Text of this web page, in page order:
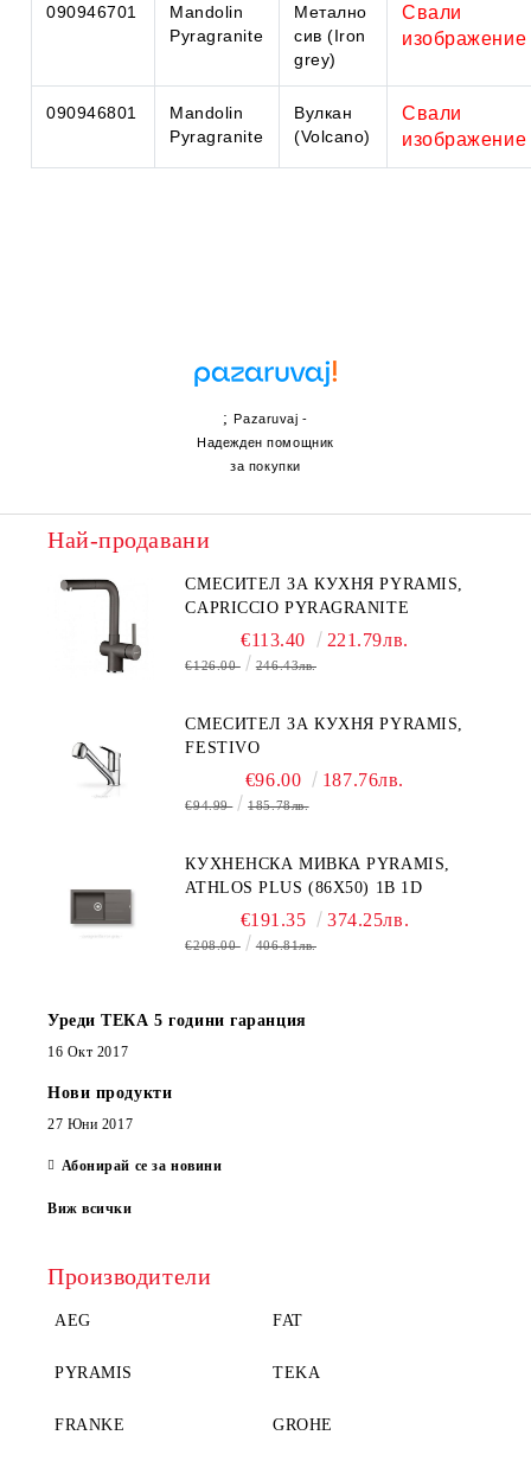
090946701
Mandolin
Pyragranite
Метално
сив (Iron
grey)
Свали
изображение
090946801
Mandolin
Pyragranite
Вулкан
(Volcano)
Свали
изображение
;Pazaruvaj -
Надежден помощник
за покупки
Най-продавани
СМЕСИТЕЛ ЗА КУХНЯ PYRAMIS,
CAPRICCIO PYRAGRANITE
€113.40 221.79лв.
€126.00 246.43лв.
СМЕСИТЕЛ ЗА КУХНЯ PYRAMIS,
FESTIVO
€96.00 187.76лв.
€94.99 185.78лв.
КУХНЕНСКА МИВКА PYRAMIS,
ATHLOS PLUS (86X50) 1B 1D
€191.35 374.25лв.
€208.00 406.81лв.
Уреди ТЕКА 5 години гаранция
16 Окт 2017
Нови продукти
27 Юни 2017
Абонирай се за новини
Виж всички
Производители
AEG FAT
PYRAMIS TEKA
FRANKE GROHE